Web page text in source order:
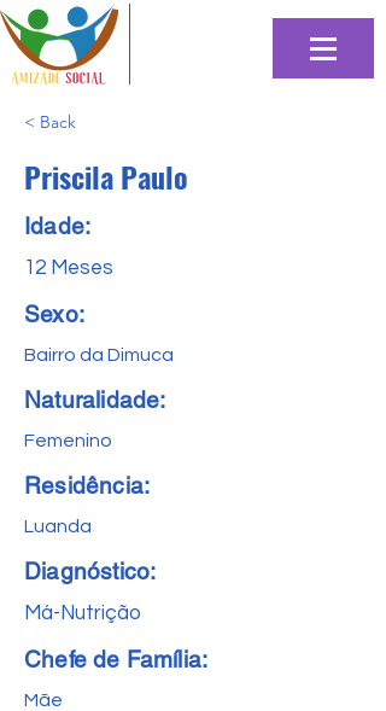
< Back
Priscila Paulo
Idade:
12 Meses
Sexo:
Bairro da Dimuca
Naturalidade:
Femenino
Residência:
Luanda
Diagnóstico:
Má-Nutrição
Chefe de Família:
Mãe